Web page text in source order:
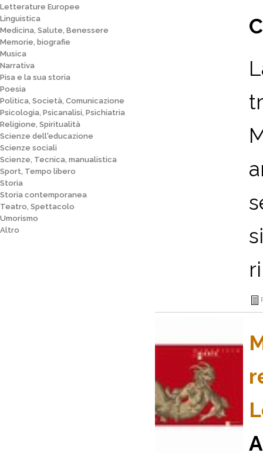
Letterature Europee
Linguistica
Medicina, Salute, Benessere
Memorie, biografie
Musica
Narrativa
Pisa e la sua storia
Poesia
Politica, Società, Comunicazione
Psicologia, Psicanalisi, Psichiatria
Religione, Spiritualità
Scienze dell'educazione
Scienze sociali
Scienze, Tecnica, manualistica
Sport, Tempo libero
Storia
Storia contemporanea
Teatro, Spettacolo
Umorismo
Altro